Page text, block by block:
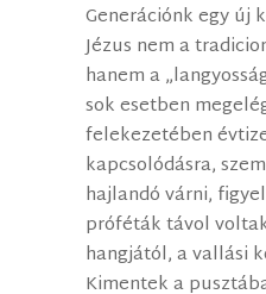
Generációnk egy új
Jézus nem a
hanem a
sok esetben
felekezetében
kapcsolódásra,
hajlandó várni,
próféták távol
hangjától, a vallási
Kimentek a